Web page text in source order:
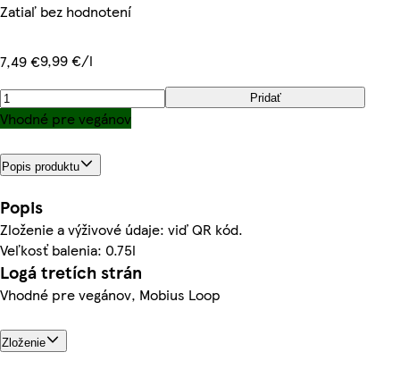
Zatiaľ bez hodnotení
7,49 €9,99 €/l
Pridať
Vhodné pre vegánov
Popis produktu
Popis
Zloženie a výživové údaje: viď QR kód.
Veľkosť balenia: 0.75l
Logá tretích strán
Vhodné pre vegánov, Mobius Loop
Zloženie